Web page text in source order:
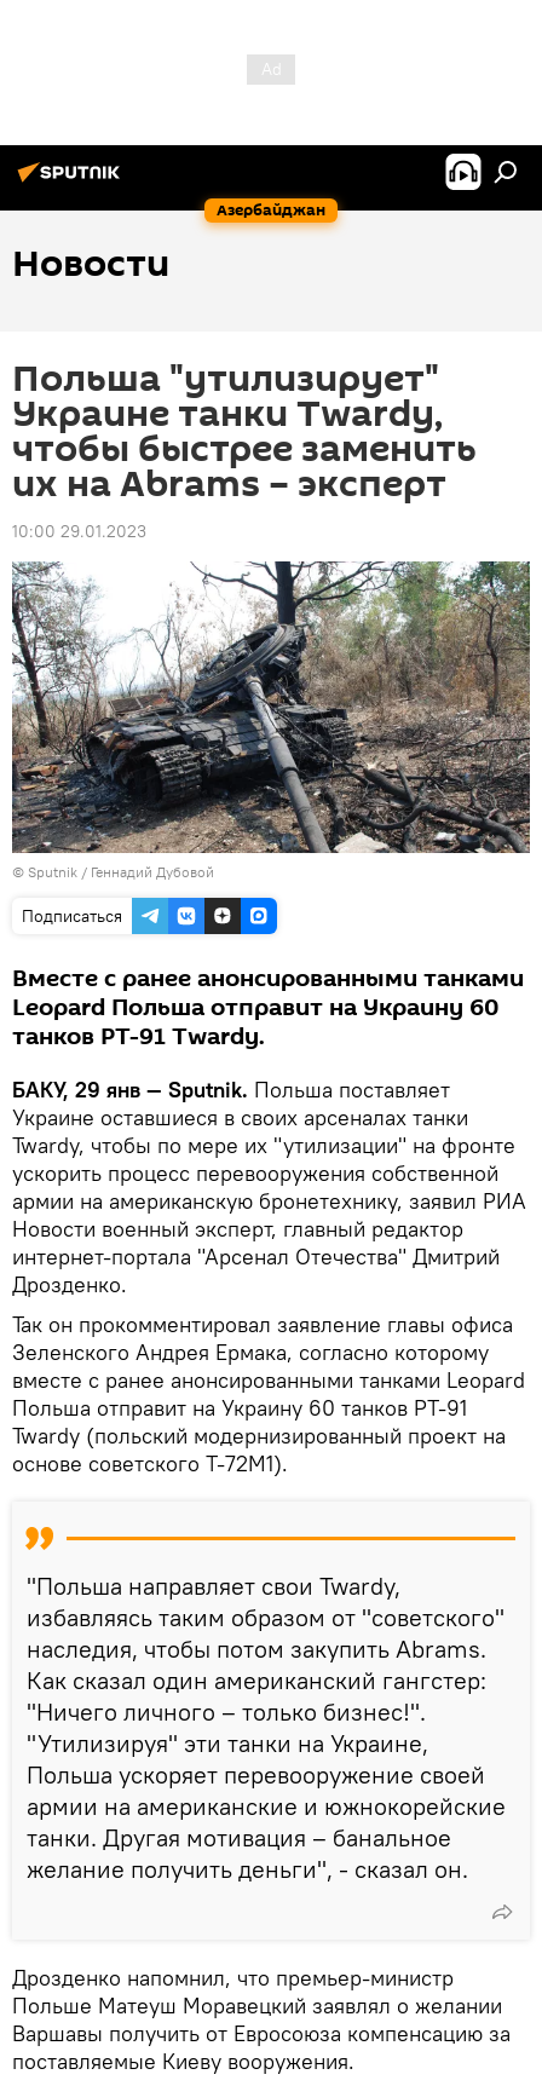
Азербайджан
Новости
Польша "утилизирует"
Украине танки Twardy,
чтобы быстрее заменить
их на Abrams – эксперт
10:00 29.01.2023
© Sputnik / Геннадий Дубовой
Подписаться
Вместе с ранее анонсированными танками
Leopard Польша отправит на Украину 60
танков PT-91 Twardy.
БАКУ, 29 янв — Sputnik. Польша поставляет
Украине оставшиеся в своих арсеналах танки
Twardy, чтобы по мере их "утилизации" на фронте
ускорить процесс перевооружения собственной
армии на американскую бронетехнику, заявил РИА
Новости военный эксперт, главный редактор
интернет-портала "Арсенал Отечества" Дмитрий
Дрозденко.
Так он прокомментировал заявление главы офиса
Зеленского Андрея Ермака, согласно которому
вместе с ранее анонсированными танками Leopard
Польша отправит на Украину 60 танков PT-91
Twardy (польский модернизированный проект на
основе советского Т-72М1).
"Польша направляет свои Twardy,
избавляясь таким образом от "советского"
наследия, чтобы потом закупить Abrams.
Как сказал один американский гангстер:
"Ничего личного – только бизнес!".
"Утилизируя" эти танки на Украине,
Польша ускоряет перевооружение своей
армии на американские и южнокорейские
танки. Другая мотивация – банальное
желание получить деньги", - сказал он.
Дрозденко напомнил, что премьер-министр
Польше Матеуш Моравецкий заявлял о желании
Варшавы получить от Евросоюза компенсацию за
поставляемые Киеву вооружения.